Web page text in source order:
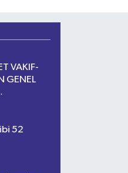
VAKIF-
GENEL
52